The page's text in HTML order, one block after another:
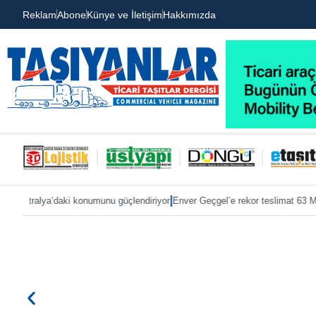
ReklamAboneKünye ve İletişimHakkımızda
konumunu güçlendiriyor|Enver Geçgel’e rekor teslimat 63